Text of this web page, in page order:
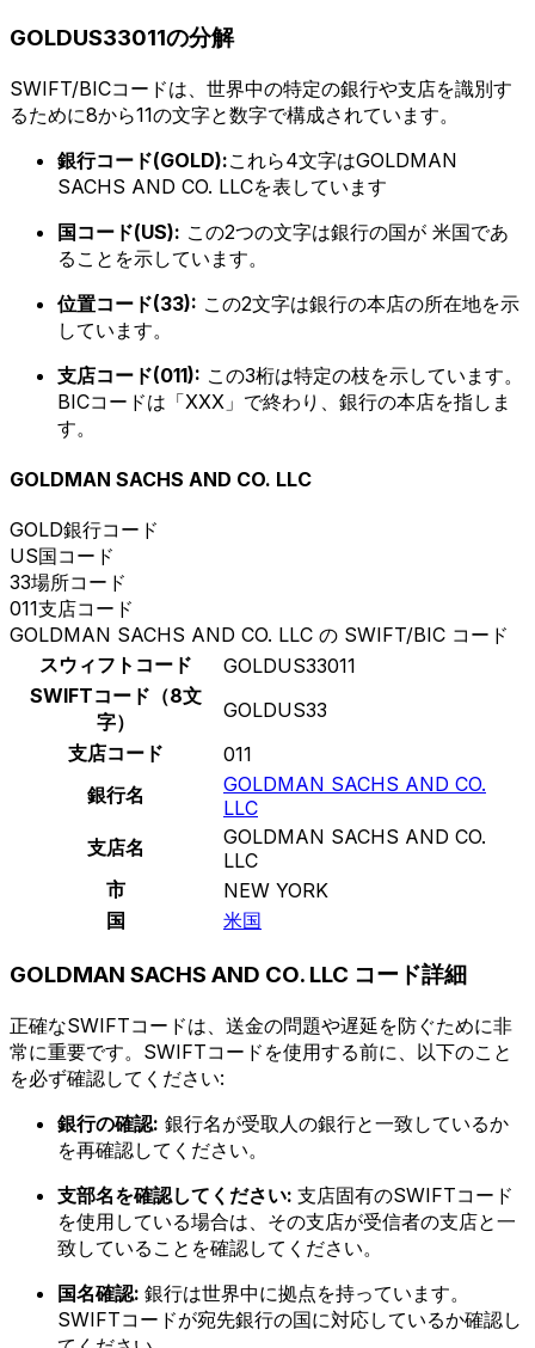
GOLDUS33011の分解
SWIFT/BICコードは、世界中の特定の銀行や支店を識別す
るために8から11の文字と数字で構成されています。
銀行コード(GOLD):これら4文字はGOLDMAN
SACHS AND CO. LLCを表しています
国コード(US): この2つの文字は銀行の国が 米国であ
ることを示しています。
位置コード(33): この2文字は銀行の本店の所在地を示
しています。
支店コード(011): この3桁は特定の枝を示しています。
BICコードは「XXX」で終わり、銀行の本店を指しま
す。
GOLDMAN SACHS AND CO. LLC
GOLD銀行コード
US国コード
33場所コード
011支店コード
GOLDMAN SACHS AND CO. LLC の SWIFT/BIC コード
スウィフトコード
GOLDUS33011
SWIFTコード（8文
字）
GOLDUS33
支店コード
011
銀行名
GOLDMAN SACHS AND CO.
LLC
支店名
GOLDMAN SACHS AND CO.
LLC
市
NEW YORK
国
米国
GOLDMAN SACHS AND CO. LLC コード詳細
正確なSWIFTコードは、送金の問題や遅延を防ぐために非
常に重要です。SWIFTコードを使用する前に、以下のこと
を必ず確認してください:
銀行の確認: 銀行名が受取人の銀行と一致しているか
を再確認してください。
支部名を確認してください: 支店固有のSWIFTコード
を使用している場合は、その支店が受信者の支店と一
致していることを確認してください。
国名確認: 銀行は世界中に拠点を持っています。
SWIFTコードが宛先銀行の国に対応しているか確認し